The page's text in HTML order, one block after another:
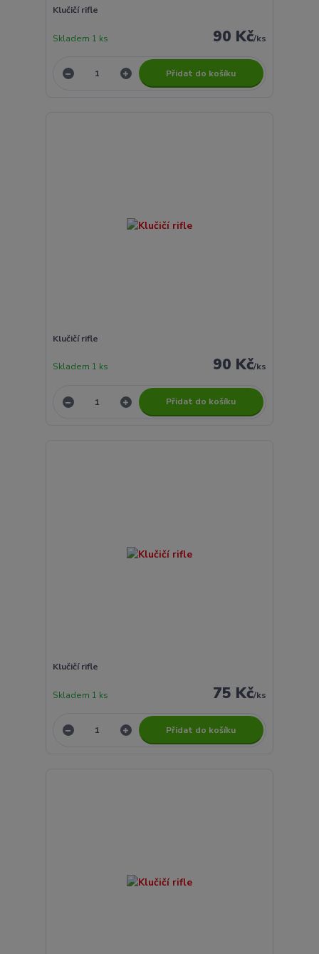
Klučičí rifle
90 Kč/ks
Skladem 1 ks
Přidat do košíku
Klučičí rifle
90 Kč/ks
Skladem 1 ks
Přidat do košíku
Klučičí rifle
75 Kč/ks
Skladem 1 ks
Přidat do košíku